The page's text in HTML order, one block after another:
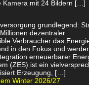
Kamera mit 24 Bildern […]
grundlegend:
dezentraler
Verbraucher das
in den Fokus und
erneuerbarer
(ZES) ist ein
Erzeugung, […]
Winter 2026/27